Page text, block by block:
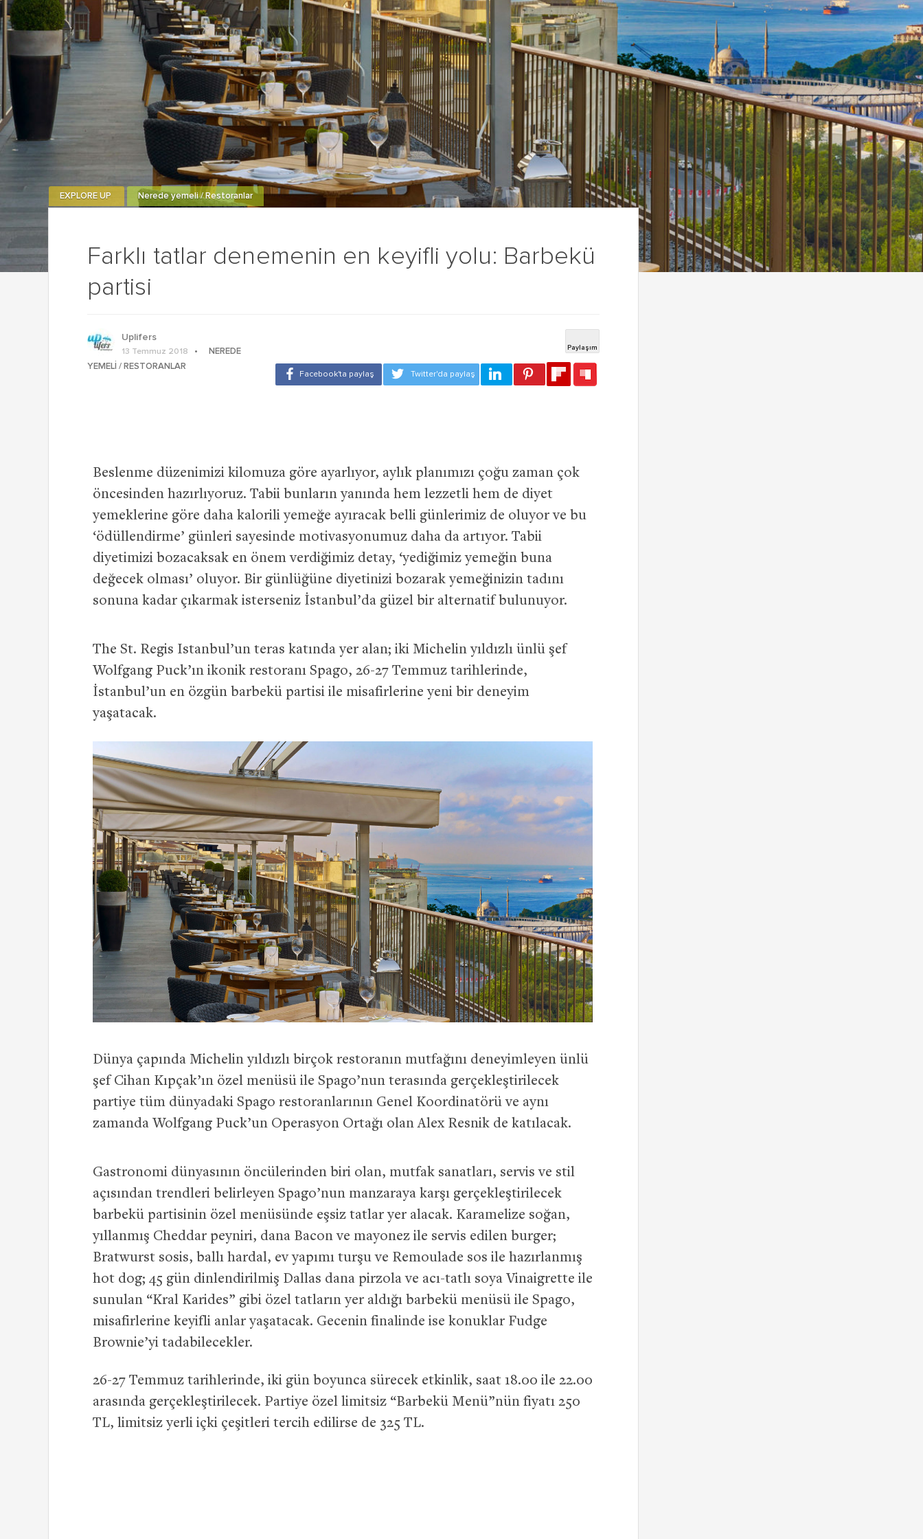
Farklı tatlar denemenin en keyifli yolu: Barbekü
partisi
EXPLORE UP Nerede yemeli / Restoranlar
Uplifers
13 Temmuz 2018
NEREDE
YEMELI / RESTORANLAR
Beslenme düzenimizi kilomuza göre ayarlıyor, aylık planımızı çoğu zaman çok
öncesinden hazırlıyoruz. Tabii bunların yanında hem lezzetli hem de diyet
yemeklerine göre daha kalorili yemeğe ayıracak belli günlerimiz de oluyor ve bu
‘ödüllendirme’ günleri sayesinde motivasyonumuz daha da artıyor. Tabii
diyetimizi bozacaksak en önem verdiğimiz detay, ‘yediğimiz yemeğin buna
değecek olması’ oluyor. Bir günlüğüne diyetinizi bozarak yemeğinizin tadını
sonuna kadar çıkarmak isterseniz İstanbul’da güzel bir alternatif bulunuyor.
The St. Regis Istanbul’un teras katında yer alan; iki Michelin yıldızlı ünlü şef
Wolfgang Puck’ın ikonik restoranı Spago, 26-27 Temmuz tarihlerinde,
İstanbul’un en özgün barbekü partisi ile misafirlerine yeni bir deneyim
yaşatacak.
Dünya çapında Michelin yıldızlı birçok restoranın mutfağını deneyimleyen ünlü
şef Cihan Kıpçak’ın özel menüsü ile Spago’nun terasında gerçekleştirilecek
partiye tüm dünyadaki Spago restoranlarının Genel Koordinatörü ve aynı
zamanda Wolfgang Puck’un Operasyon Ortağı olan Alex Resnik de katılacak.
Gastronomi dünyasının öncülerinden biri olan, mutfak sanatları, servis ve stil
açısından trendleri belirleyen Spago’nun manzaraya karşı gerçekleştirilecek
barbekü partisinin özel menüsünde eşsiz tatlar yer alacak. Karamelize soğan,
yıllanmış Cheddar peyniri, dana Bacon ve mayonez ile servis edilen burger;
Bratwurst sosis, ballı hardal, ev yapımı turşu ve Remoulade sos ile hazırlanmış
hot dog; 45 gün dinlendirilmiş Dallas dana pirzola ve acı-tatlı soya Vinaigrette ile
sunulan “Kral Karides” gibi özel tatların yer aldığı barbekü menüsü ile Spago,
misafirlerine keyifli anlar yaşatacak. Gecenin finalinde ise konuklar Fudge
Brownie’yi tadabilecekler.
26-27 Temmuz tarihlerinde, iki gün boyunca sürecek etkinlik, saat 18.00 ile 22.00
arasında gerçekleştirilecek. Partiye özel limitsiz “Barbekü Menü”nün fiyatı 250
TL, limitsiz yerli içki çeşitleri tercih edilirse de 325 TL.